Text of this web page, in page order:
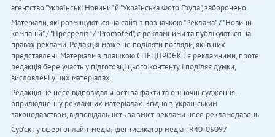
агентство "Українськi Новини" й "Українська Фото Група", заборонено.
Матеріали, які розміщуються на сайті з позначкою "Реклама" / "Новини
компаній" / "Пресреліз" / "Promoted", є рекламними та публікуються на
правах реклами. Редакція може не поділяти погляди, які в них
представлені. Матеріали з плашкою СПЕЦПРОЄКТ є рекламними, проте
редакція бере участь у підготовці цього контенту і поділяє думки,
висловлені у цих матеріалах.
Редакція не несе відповідальності за факти та оціночні судження,
оприлюднені у рекламних матеріалах. Згідно з українським
законодавством, відповідальність за зміст реклами несе рекламодавець.
Cуб'єкт у сфері онлайн-медіа; ідентифікатор медіа - R40-05097